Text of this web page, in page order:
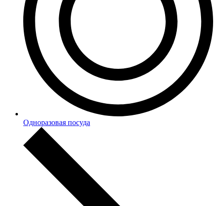
Одноразовая посуда